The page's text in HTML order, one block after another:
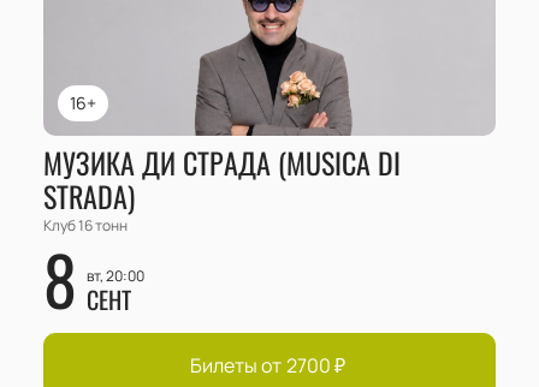
16+
МУЗИКА ДИ СТРАДА (MUSICA DI
STRADA)
Клуб 16 тонн
8 вт, 20:00
СЕНТ
Билеты от 2700₽